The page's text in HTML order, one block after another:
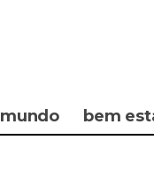
mundo bem